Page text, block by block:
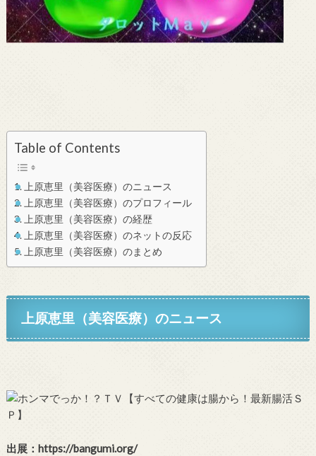
Table of Contents
上原恵里（美容医療）のニュース
上原恵里（美容医療）のプロフィール
上原恵里（美容医療）の経歴
上原恵里（美容医療）のネットの反応
上原恵里（美容医療）のまとめ
上原恵里（美容医療）のニュース
出展：https://bangumi.org/